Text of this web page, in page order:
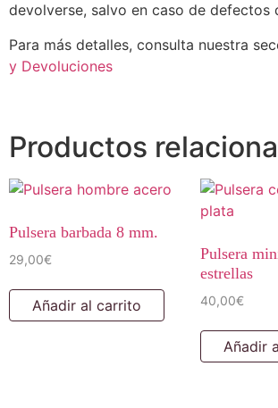
devolverse, salvo en caso de defectos
Para más detalles, consulta nuestra
y Devoluciones
Productos
Pulsera barbada 8 mm.
29,00€
Añadir al carrito
Pulsera
estrellas
40,00€
Añadir